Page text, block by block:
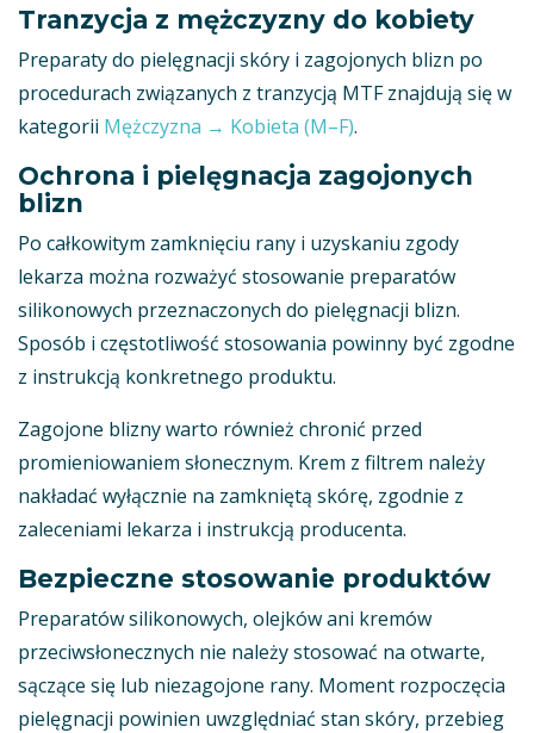
Tranzycja z mężczyzny do kobiety
Preparaty do pielęgnacji skóry i zagojonych blizn po
procedurach związanych z tranzycją MTF znajdują się w
kategorii Mężczyzna → Kobieta (M–F).
Ochrona i pielęgnacja zagojonych
blizn
Po całkowitym zamknięciu rany i uzyskaniu zgody
lekarza można rozważyć stosowanie preparatów
silikonowych przeznaczonych do pielęgnacji blizn.
Sposób i częstotliwość stosowania powinny być zgodne
z instrukcją konkretnego produktu.
Zagojone blizny warto również chronić przed
promieniowaniem słonecznym. Krem z filtrem należy
nakładać wyłącznie na zamkniętą skórę, zgodnie z
zaleceniami lekarza i instrukcją producenta.
Bezpieczne stosowanie produktów
Preparatów silikonowych, olejków ani kremów
przeciwsłonecznych nie należy stosować na otwarte,
sączące się lub niezagojone rany. Moment rozpoczęcia
pielęgnacji powinien uwzględniać stan skóry, przebieg